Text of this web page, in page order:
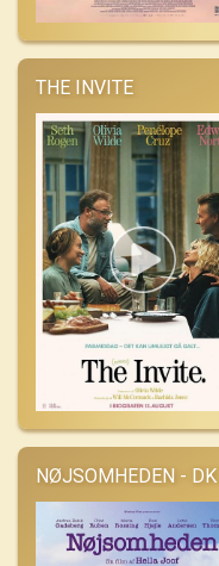
THE INVITE
NØJSOMHEDEN - DK